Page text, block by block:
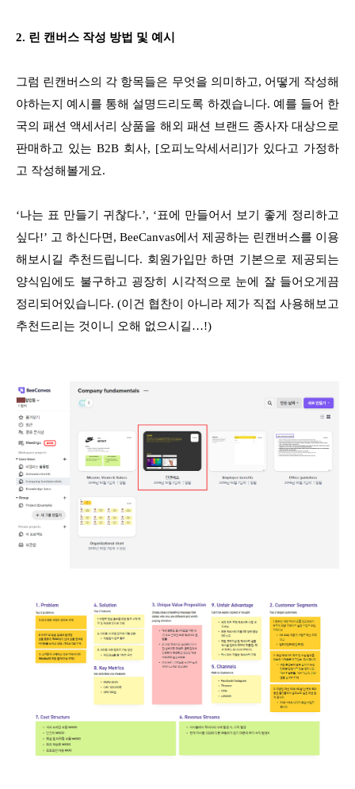
2. 린 캔버스 작성 방법 및 예시
그럼 린캔버스의 각 항목들은 무엇을 의미하고, 어떻게 작성해
야하는지 예시를 통해 설명드리도록 하겠습니다. 예를 들어 한
국의 패션 액세서리 상품을 해외 패션 브랜드 종사자 대상으로
판매하고 있는 B2B 회사, [오피노악세서리]가 있다고 가정하
고 작성해볼게요.
‘나는 표 만들기 귀찮다.’, ‘표에 만들어서 보기 좋게 정리하고
싶다!’ 고 하신다면, BeeCanvas에서 제공하는 린캔버스를 이용
해보시길 추천드립니다. 회원가입만 하면 기본으로 제공되는
양식임에도 불구하고 굉장히 시각적으로 눈에 잘 들어오게끔
정리되어있습니다. (이건 협찬이 아니라 제가 직접 사용해보고
추천드리는 것이니 오해 없으시길…!)